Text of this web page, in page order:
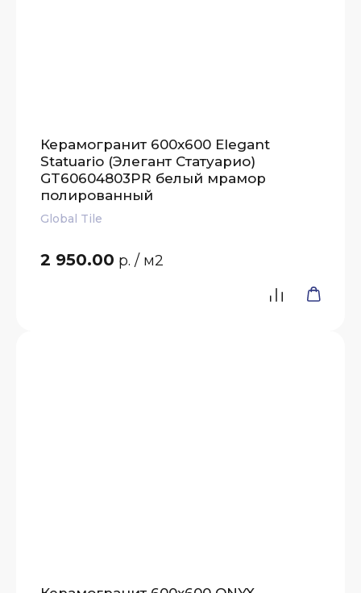
Керамогранит 600x600 Elegant
Statuario (Элегант Статуарио)
GT60604803PR белый мрамор
полированный
Global Tile
2 950.00 р. / м2